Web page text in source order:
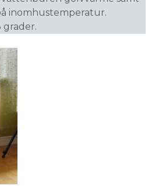
inomhustemperatur.
grader.